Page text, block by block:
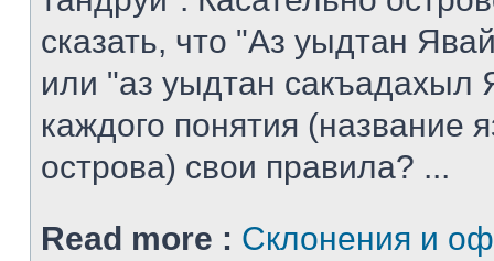
сказать, что "Аз уыдтан
или "аз уыдтан сакъадахыл
каждого понятия (название
острова) свои правила? ...
Read more : Склонения и